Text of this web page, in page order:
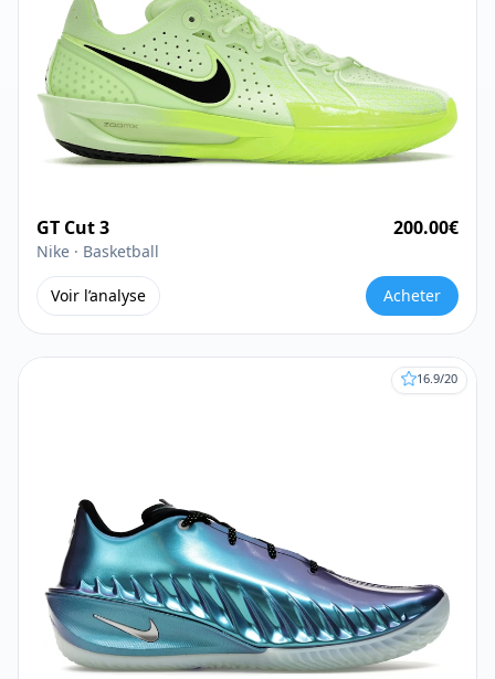
GT Cut 3
Nike · Basketball
200.00€
Voir l’analyse Acheter
16.9/20